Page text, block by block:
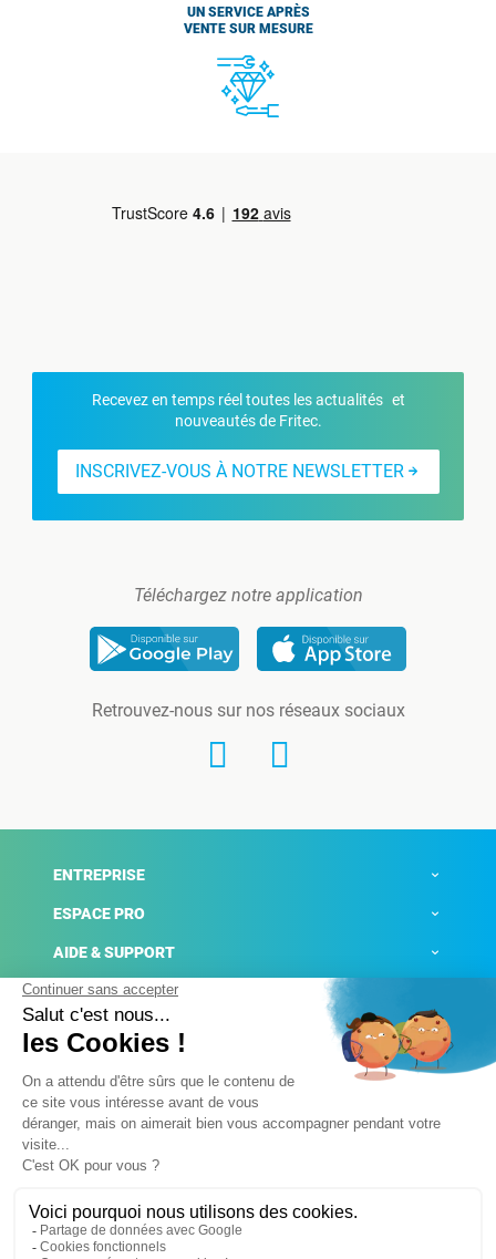
UN SERVICE APRÈS
VENTE SUR MESURE
Recevez en temps réel toutes les actualités et
nouveautés de Fritec.
INSCRIVEZ-VOUS À NOTRE NEWSLETTER
Téléchargez notre application
Retrouvez-nous sur nos réseaux sociaux
ENTREPRISE
ESPACE PRO
AIDE & SUPPORT
ACTUALITÉS
Mentions légales
Conditions générales de ventes